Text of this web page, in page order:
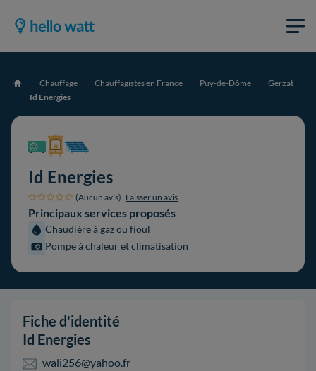
Accueil Chauffage Chauffagistes en France Puy-de-Dôme
Gerzat
Id Energies
Id Energies
(Aucun avis) Laisser un avis
Principaux services proposés
Chaudière à gaz ou fioul
Pompe à chaleur et climatisation
Fiche d'identité
Id Energies
wali256@yahoo.fr